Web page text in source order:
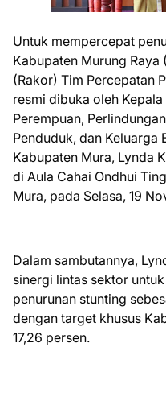
Untuk mempercepat
Kabupaten Murung Raya
(Rakor) Tim Percepatan
resmi dibuka oleh
Perempuan,
Penduduk, dan Keluarga
Kabupaten Mura, Lynda
di Aula Cahai Ondhui
Mura, pada Selasa, 19
Dalam sambutannya,
sinergi lintas sektor
penurunan stunting
dengan target khusus
17,26 persen.